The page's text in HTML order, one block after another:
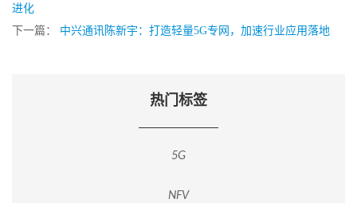
进化
下一篇： 中兴通讯陈新宇：打造轻量5G专网，加速行业应用落地
热门标签
5G
NFV